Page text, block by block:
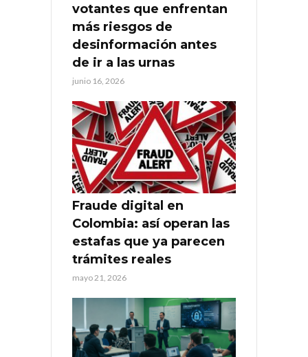
votantes que enfrentan
más riesgos de
desinformación antes
de ir a las urnas
junio 16, 2026
Fraude digital en
Colombia: así operan las
estafas que ya parecen
trámites reales
mayo 21, 2026